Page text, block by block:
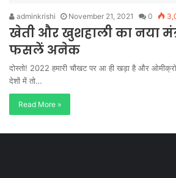
adminkrishi November 21, 2021 0
खेती और खुशहाली का नया
फसलें अनेक
दोस्तो! 2022 हमारी चौखट पर आ ही खड़ा है और
देशों में तो…
Read More »